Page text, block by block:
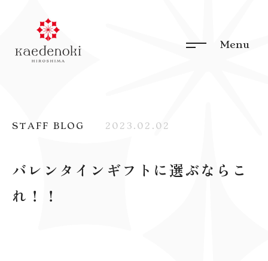
STAFF BLOG 2023.02.02
バレンタインギフトに選ぶならこ
れ！！